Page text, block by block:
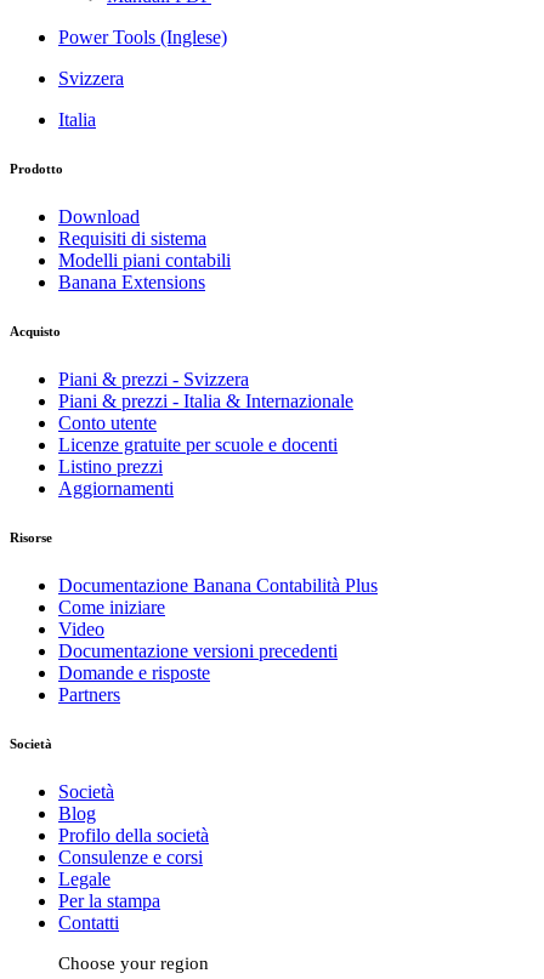
Power Tools (Inglese)
Svizzera
Italia
Prodotto
Download
Requisiti di sistema
Modelli piani contabili
Banana Extensions
Acquisto
Piani & prezzi - Svizzera
Piani & prezzi - Italia & Internazionale
Conto utente
Licenze gratuite per scuole e docenti
Listino prezzi
Aggiornamenti
Risorse
Documentazione Banana Contabilità Plus
Come iniziare
Video
Documentazione versioni precedenti
Domande e risposte
Partners
Società
Società
Blog
Profilo della società
Consulenze e corsi
Legale
Per la stampa
Contatti
Choose your region